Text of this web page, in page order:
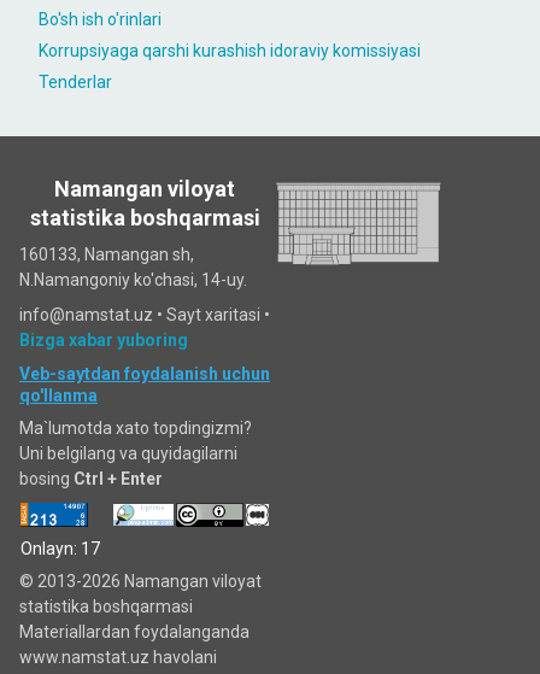
Bo'sh ish o'rinlari
Korrupsiyaga qarshi kurashish idoraviy komissiyasi
Tenderlar
Namangan viloyat
statistika boshqarmasi
160133, Namangan sh,
N.Namangoniy ko'chasi, 14-uy.
info@namstat.uz • Sayt xaritasi •
Bizga xabar yuboring
Veb-saytdan foydalanish uchun
qo'llanma
Ma`lumotda xato topdingizmi?
Uni belgilang va quyidagilarni
bosing Ctrl + Enter
Onlayn: 17
© 2013-2026 Namangan viloyat
statistika boshqarmasi
Materiallardan foydalanganda
www.namstat.uz havolani